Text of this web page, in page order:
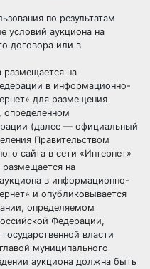
по результатам
условий аукциона на
договора или в
размещается на
в информационно-
для размещения
определенном
(далее — официальный
Правительством
сайта в сети «Интернет»
на
в информационно-
и опубликовывается
определяемом
Федерации,
власти
муниципального
аукциона должна быть